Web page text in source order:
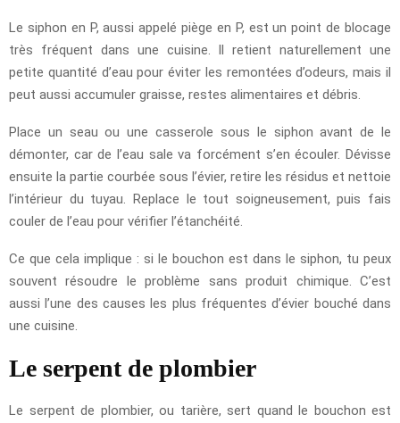
Le siphon en P, aussi appelé piège en P, est un point de blocage
très fréquent dans une cuisine. Il retient naturellement une
petite quantité d’eau pour éviter les remontées d’odeurs, mais il
peut aussi accumuler graisse, restes alimentaires et débris.
Place un seau ou une casserole sous le siphon avant de le
démonter, car de l’eau sale va forcément s’en écouler. Dévisse
ensuite la partie courbée sous l’évier, retire les résidus et nettoie
l’intérieur du tuyau. Replace le tout soigneusement, puis fais
couler de l’eau pour vérifier l’étanchéité.
Ce que cela implique : si le bouchon est dans le siphon, tu peux
souvent résoudre le problème sans produit chimique. C’est
aussi l’une des causes les plus fréquentes d’évier bouché dans
une cuisine.
Le serpent de plombier
Le serpent de plombier, ou tarière, sert quand le bouchon est